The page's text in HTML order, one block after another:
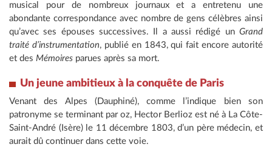
musical pour de nombreux journaux et a entretenu une
abondante correspondance avec nombre de gens célèbres ainsi
qu’avec ses épouses successives. Il a aussi rédigé un Grand
traité d’instrumentation, publié en 1843, qui fait encore autorité
et des Mémoires parues après sa mort.
Un jeune ambitieux à la conquête de Paris
Venant des Alpes (Dauphiné), comme l’indique bien son
patronyme se terminant par oz, Hector Berlioz est né à La Côte-
Saint-André (Isère) le 11 décembre 1803, d’un père médecin, et
aurait dû continuer dans cette voie.